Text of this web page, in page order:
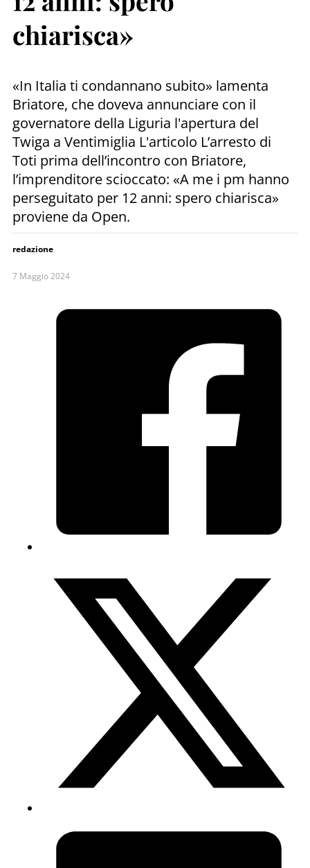
chiarisca»
«In Italia ti condannano subito» lamenta
Briatore, che doveva annunciare con il
governatore della Liguria l'apertura del
Twiga a Ventimiglia L'articolo L’arresto di
Toti prima dell’incontro con Briatore,
l’imprenditore scioccato: «A me i pm hanno
perseguitato per 12 anni: spero chiarisca»
proviene da Open.
redazione
7 Maggio 2024